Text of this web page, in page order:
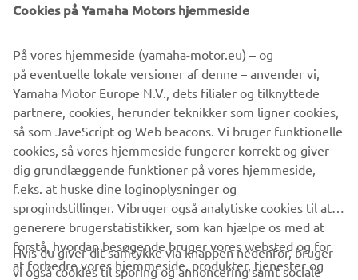
Cellulose nanofiber reinforced resin Cellenpia Plas®
Cookies på Yamaha Motors hjemmeside
På vores hjemmeside (yamaha-motor.eu) – og
på eventuelle lokale versioner af denne – anvender vi,
Yamaha Motor Europe N.V., dets filialer og tilknyttede
partnere, cookies, herunder teknikker som ligner cookies,
så som JaveScript og Web beacons. Vi bruger funktionelle
cookies, så vores hjemmeside fungerer korrekt og giver
dig grundlæggende funktioner på vores hjemmeside,
f.eks. at huske dine loginoplysninger og
sprogindstillinger. Vibruger også analytiske cookies til at
generere brugerstatistikker, som kan hjælpe os med at
forstå, hvordan besøgende bruger vores websted og for
at forbedre vores hjemmeside, produkter, tjenester og
Hvis du giver dit samtykke via knappen nedenfor, bruger
vi også cookies til sporing og annoncering samt sociale